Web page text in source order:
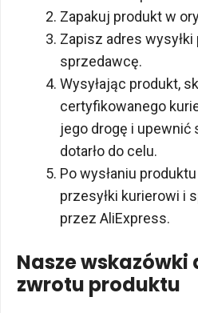
Zapakuj produkt w
Zapisz adres
sprzedawcę.
Wysyłając produkt,
certyfikowanego
jego drogę i upewnić
dotarło do celu.
Po wysłaniu
przesyłki kurierowi i
przez AliExpress.
Nasze
zwrotu produktu